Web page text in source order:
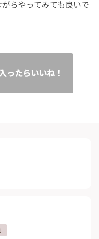
らやってみても良いで
ったらいいね！